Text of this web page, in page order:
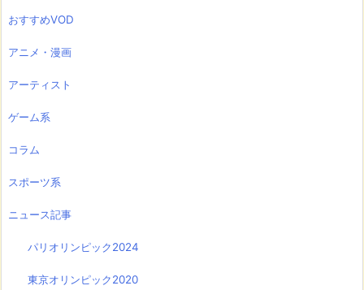
おすすめVOD
アニメ・漫画
アーティスト
ゲーム系
コラム
スポーツ系
ニュース記事
パリオリンピック2024
東京オリンピック2020